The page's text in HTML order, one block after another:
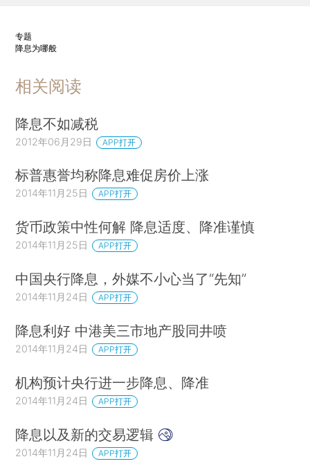
专题
降息为哪般
相关阅读
降息不如减税
2012年06月29日 APP打开
标普惠誉均称降息难促房价上涨
2014年11月25日 APP打开
货币政策中性何解 降息适度、降准谨慎
2014年11月25日 APP打开
中国央行降息，外媒不小心当了“先知”
2014年11月24日 APP打开
降息利好 中港美三市地产股同井喷
2014年11月24日 APP打开
机构预计央行进一步降息、降准
2014年11月24日 APP打开
降息以及新的交易逻辑
2014年11月24日 APP打开